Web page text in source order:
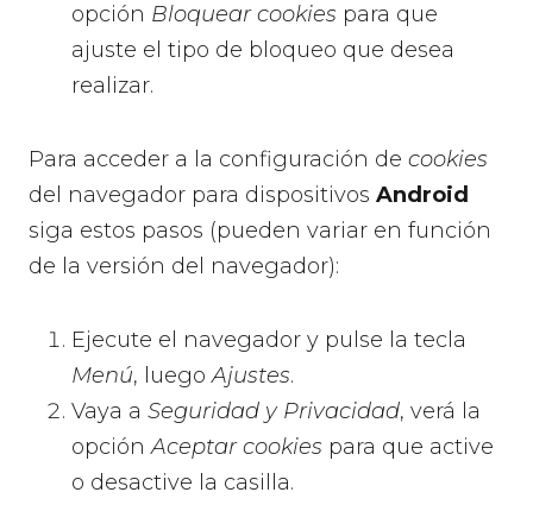
opción Bloquear cookies para que
ajuste el tipo de bloqueo que desea
realizar.
Para acceder a la configuración de cookies
del navegador para dispositivos Android
siga estos pasos (pueden variar en función
de la versión del navegador):
Ejecute el navegador y pulse la tecla
Menú, luegoAjustes.
Vaya a Seguridad y Privacidad, verá la
opciónAceptar cookies para que active
o desactive la casilla.